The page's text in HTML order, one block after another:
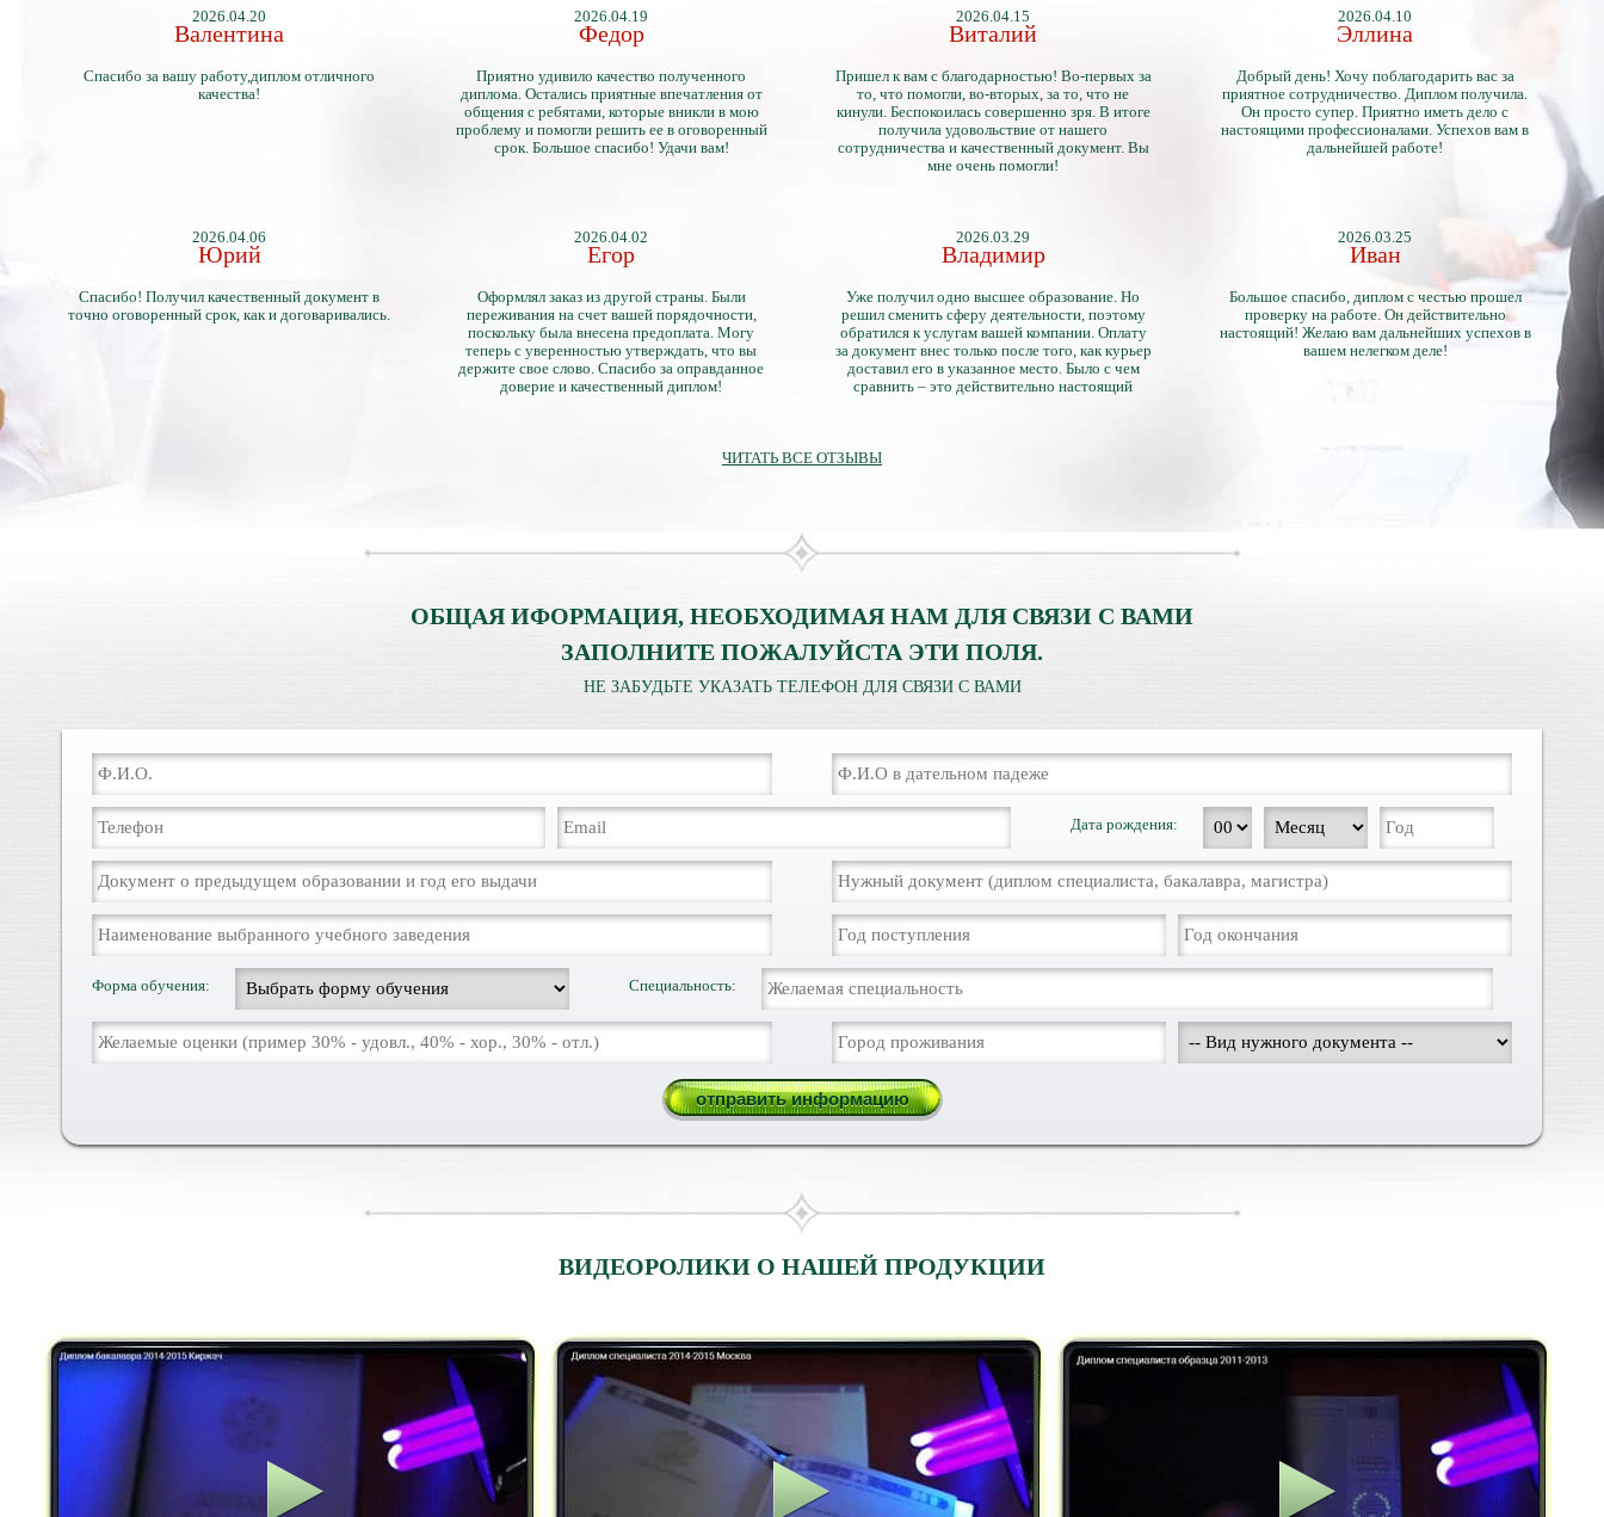
2026.04.20
Валентина
Спасибо за вашу работу,диплом отличного
качества!
2026.04.19
Федор
Приятно удивило качество полученного
диплома. Остались приятные впечатления от
общения с ребятами, которые вникли в мою
проблему и помогли решить ее в оговоренный
срок. Большое спасибо! Удачи вам!
2026.04.15
Виталий
Пришел к вам с благодарностью! Во-первых за
то, что помогли, во-вторых, за то, что не
кинули. Беспокоилась совершенно зря. В итоге
получила удовольствие от нашего
сотрудничества и качественный документ. Вы
мне очень помогли!
2026.04.10
Эллина
Добрый день! Хочу поблагодарить вас за
приятное сотрудничество. Диплом получила.
Он просто супер. Приятно иметь дело с
настоящими профессионалами. Успехов вам в
дальнейшей работе!
2026.04.06
Юрий
Спасибо! Получил качественный документ в
точно оговоренный срок, как и договаривались.
2026.04.02
Егор
Оформлял заказ из другой страны. Были
переживания на счет вашей порядочности,
поскольку была внесена предоплата. Могу
теперь с уверенностью утверждать, что вы
держите свое слово. Спасибо за оправданное
доверие и качественный диплом!
2026.03.29
Владимир
Уже получил одно высшее образование. Но
решил сменить сферу деятельности, поэтому
обратился к услугам вашей компании. Оплату
за документ внес только после того, как курьер
доставил его в указанное место. Было с чем
сравнить – это действительно настоящий
2026.03.25
Иван
Большое спасибо, диплом с честью прошел
проверку на работе. Он действительно
настоящий! Желаю вам дальнейших успехов в
вашем нелегком деле!
ЧИТАТЬ ВСЕ ОТЗЫВЫ
ОБЩАЯ ИФОРМАЦИЯ, НЕОБХОДИМАЯ НАМ ДЛЯ СВЯЗИ С ВАМИ
ЗАПОЛНИТЕ ПОЖАЛУЙСТА ЭТИ ПОЛЯ.
НЕ ЗАБУДЬТЕ УКАЗАТЬ ТЕЛЕФОН ДЛЯ СВЯЗИ С ВАМИ
Дата рождения:
Форма обучения: Специальность:
ВИДЕОРОЛИКИ О НАШЕЙ ПРОДУКЦИИ